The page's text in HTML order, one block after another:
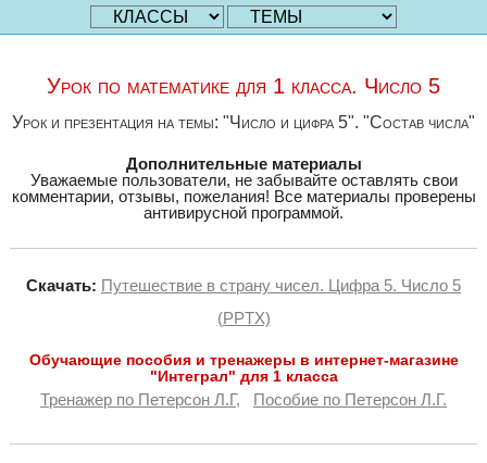
Урок по математике для 1 класса. Число 5
Урок и презентация на темы: "Число и цифра 5". "Состав числа"
Дополнительные материалы
Уважаемые пользователи, не забывайте оставлять свои
комментарии, отзывы, пожелания! Все материалы проверены
антивирусной программой.
Скачать: Путешествие в страну чисел. Цифра 5. Число 5
(PPTX)
Обучающие пособия и тренажеры в интернет-магазине
"Интеграл" для 1 класса
Тренажер по Петерсон Л.Г, Пособие по Петерсон Л.Г.